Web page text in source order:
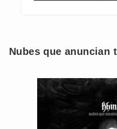
Nubes que anuncian